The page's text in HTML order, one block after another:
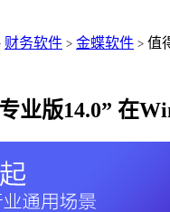
财务软件 > 金蝶软件 > 值
业版14.0” 在